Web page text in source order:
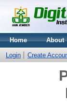
Home About
Login Create